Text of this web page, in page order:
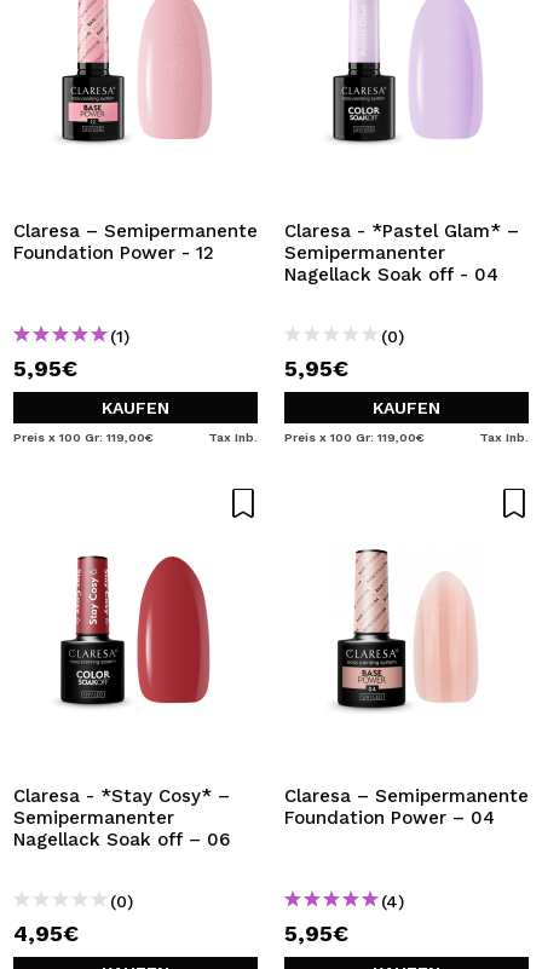
Claresa – Semipermanente
Foundation Power - 12
(1)
5,95€
KAUFEN
Preis x 100 Gr: 119,00€ Tax Inb.
Claresa - *Pastel Glam* –
Semipermanenter
Nagellack Soak off - 04
(0)
5,95€
KAUFEN
Preis x 100 Gr: 119,00€ Tax Inb.
Claresa - *Stay Cosy* –
Semipermanenter
Nagellack Soak off – 06
(0)
4,95€
Claresa – Semipermanente
Foundation Power – 04
(4)
5,95€